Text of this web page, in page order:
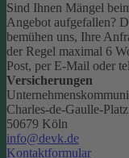
Sind Ihnen Mängel
Angebot aufgefallen?
bemühen uns, Ihre
der Regel maximal 6
Post, per E-Mail oder
Versicherungen
Charles-de-Gaulle-
50679 Köln
info@devk.de
Kontaktformular